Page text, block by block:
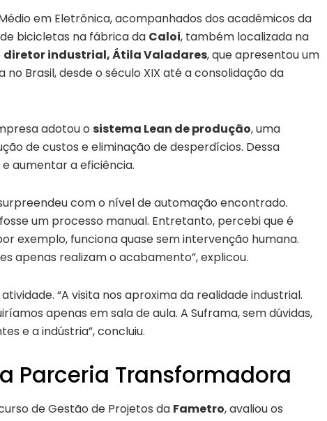
em Eletrônica, acompanhados dos acadêmicos da
bicicletas na fábrica da Caloi, também localizada na
diretor industrial, Átila Valadares, que apresentou um
Brasil, desde o século XIX até a consolidação da
adotou o sistema Lean de produção, uma
de custos e eliminação de desperdícios. Dessa
aumentar a eficiência.
com o nível de automação encontrado.
um processo manual. Entretanto, percebi que é
exemplo, funciona quase sem intervenção humana.
apenas realizam o acabamento”, explicou.
“A visita nos aproxima da realidade industrial.
apenas em sala de aula. A Suframa, sem dúvidas,
e a indústria”, concluiu.
Parceria Transformadora
de Gestão de Projetos da Fametro, avaliou os